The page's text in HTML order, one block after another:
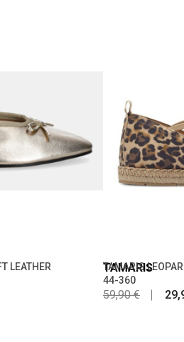
LEATHER
TAMARIS
TAMARIS
44-360
59,90 €